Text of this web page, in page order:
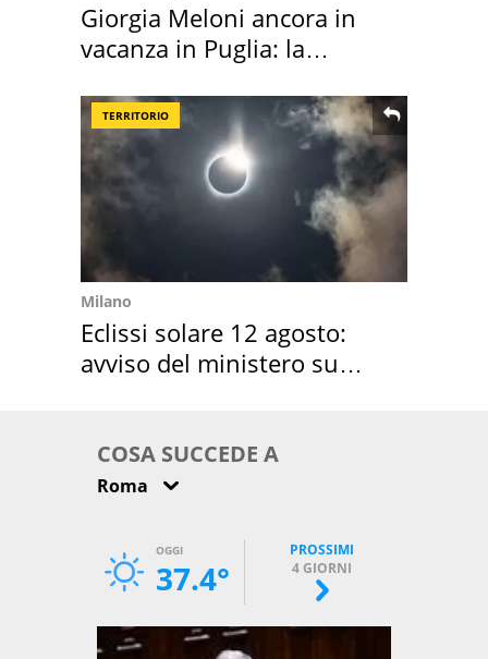
Giorgia Meloni ancora in
vacanza in Puglia: la
TERRITORIO
Milano
Eclissi solare 12 agosto:
avviso del ministero su